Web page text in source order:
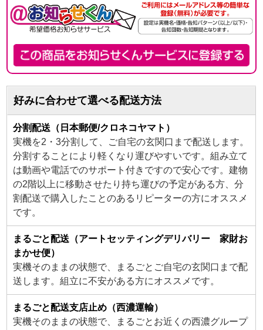
好みに合わせて選べる配送方法
分割配送（日本郵便/クロネコヤマト）
実機を2・3分割して、ご自宅の玄関口まで配送します。
分割することにより軽くなり運びやすいです。組み立て
は動画や電話でのサポート付きですので安心です。建物
の2階以上に移動させたり持ち運びの予定がある方、分
割配送で購入したことのあるリピーターの方にオススメ
です。
まるごと配送（アートセッティングデリバリー 家財お
まかせ便）
実機そのままの状態で、まるごとご自宅の玄関口まで配
送します。組立に不安がある方にオススメです。
まるごと配送支店止め（西濃運輸）
実機そのままの状態で、まるごとお近くの西濃グループ